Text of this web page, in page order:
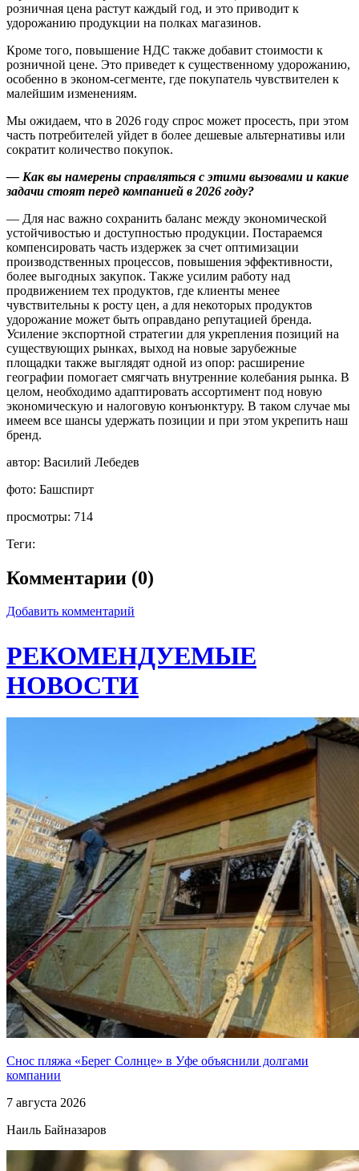
розничная цена растут каждый год, и это приводит к
удорожанию продукции на полках магазинов.
Кроме того, повышение НДС также добавит стоимости к
розничной цене. Это приведет к существенному удорожанию,
особенно в эконом-сегменте, где покупатель чувствителен к
малейшим изменениям.
Мы ожидаем, что в 2026 году спрос может просесть, при этом
часть потребителей уйдет в более дешевые альтернативы или
сократит количество покупок.
— Как вы намерены справляться с этими вызовами и какие
задачи стоят перед компанией в 2026 году?
— Для нас важно сохранить баланс между экономической
устойчивостью и доступностью продукции. Постараемся
компенсировать часть издержек за счет оптимизации
производственных процессов, повышения эффективности,
более выгодных закупок. Также усилим работу над
продвижением тех продуктов, где клиенты менее
чувствительны к росту цен, а для некоторых продуктов
удорожание может быть оправдано репутацией бренда.
Усиление экспортной стратегии для укрепления позиций на
существующих рынках, выход на новые зарубежные
площадки также выглядят одной из опор: расширение
географии помогает смягчать внутренние колебания рынка. В
целом, необходимо адаптировать ассортимент под новую
экономическую и налоговую конъюнктуру. В таком случае мы
имеем все шансы удержать позиции и при этом укрепить наш
бренд.
автор: Василий Лебедев
фото: Башспирт
просмотры: 714
Теги:
Комментарии (0)
Добавить комментарий
РЕКОМЕНДУЕМЫЕ
НОВОСТИ
Снос пляжа «Берег Солнце» в Уфе объяснили долгами
компании
7 августа 2026
Наиль Байназаров